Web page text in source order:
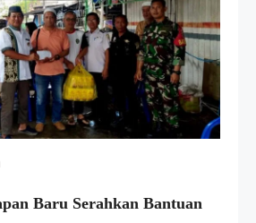
Baru Serahkan Bantuan